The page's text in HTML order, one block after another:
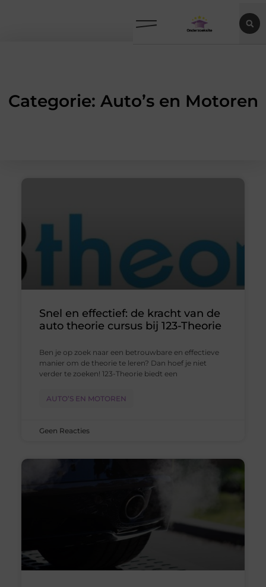
Categorie: Auto’s en Motoren
Snel en effectief: de kracht van de
auto theorie cursus bij 123-Theorie
Ben je op zoek naar een betrouwbare en effectieve
manier om de theorie te leren? Dan hoef je niet
verder te zoeken! 123-Theorie biedt een
AUTO’S EN MOTOREN
Geen Reacties